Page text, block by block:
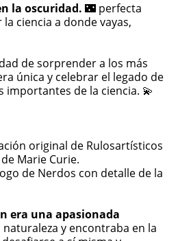
la oscuridad. 🌃 perfecta
ciencia a donde vayas,
de sorprender a los más
única y celebrar el legado de
importantes de la ciencia. 💫
original de Rulosartísticos
Marie Curie.
de Nerdos con detalle de la
era una apasionada
naturaleza y encontraba en la